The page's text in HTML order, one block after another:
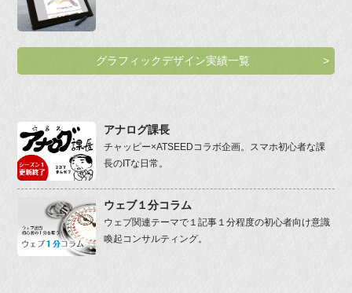
グラフィックデザイン実績一覧
アナログ課長
チャッピー×ATSEEDコラボ企画。スマホ初心者な課
長のITな日常。
ウェブ１分コラム
ウェブ関連テーマで１記事１分程度の初心者向け意識
喚起コンサルティング。